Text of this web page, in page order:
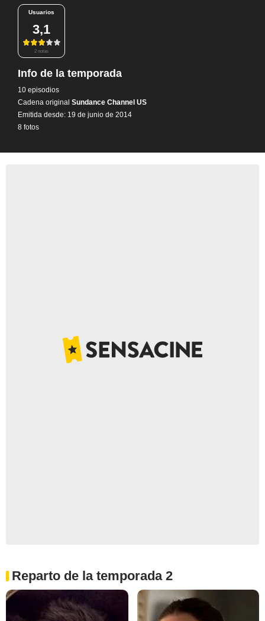
Usuarios
3,1
2 notas
Info de la temporada
10 episodios
Cadena original Sundance Channel US
Emitida desde: 19 de junio de 2014
8 fotos
Reparto de la temporada 2